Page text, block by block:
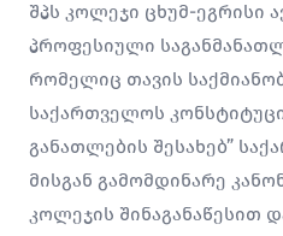
შპს კოლეჯი ცხუმ-ეგრისი
პროფესიული
რომელიც თავის
საქართველოს
განათლების შესახებ”
მისგან გამომდინარე
კოლეჯის შინაგანაწესით